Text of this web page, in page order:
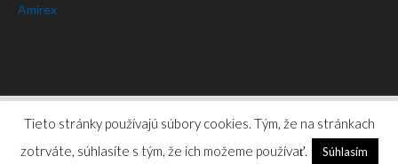
Amirex
Amirex© 2026. Privacy Policy
Tieto stránky používajú súbory cookies. Tým, že na stránkach
zotrváte, súhlasíte s tým, že ich možeme používať.
Súhlasím